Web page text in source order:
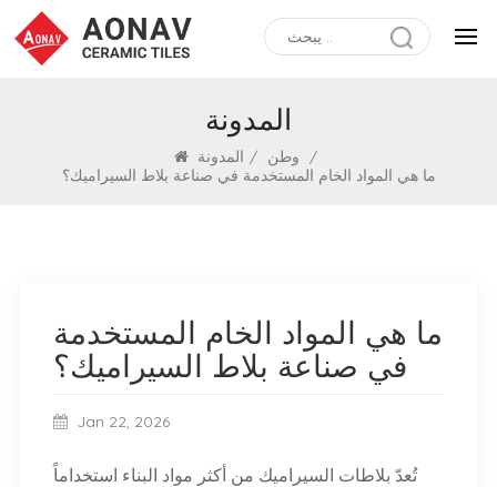
المدونة
وطن / المدونة
/
ما هي المواد الخام المستخدمة في صناعة بلاط السيراميك؟
ما هي المواد الخام المستخدمة
في صناعة بلاط السيراميك؟
Jan 22, 2026
تُعدّ بلاطات السيراميك من أكثر مواد البناء استخداماً